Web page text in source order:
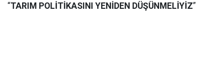
“TARIM POLİTİKASINI YENİDEN DÜŞÜNMELİYİZ”